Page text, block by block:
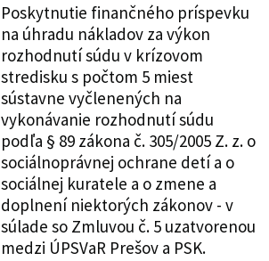
Poskytnutie finančného príspevku
na úhradu nákladov za výkon
rozhodnutí súdu v krízovom
stredisku s počtom 5 miest
sústavne vyčlenených na
vykonávanie rozhodnutí súdu
podľa § 89 zákona č. 305/2005 Z. z. o
sociálnoprávnej ochrane detí a o
sociálnej kuratele a o zmene a
doplnení niektorých zákonov - v
súlade so Zmluvou č. 5 uzatvorenou
medzi ÚPSVaR Prešov a PSK.